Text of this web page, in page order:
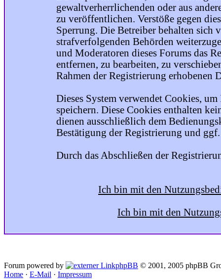
gewaltverherrlichenden oder aus
zu veröffentlichen. Verstöße gegen
Sperrung. Die Betreiber behalten sich
strafverfolgenden Behörden
und Moderatoren dieses Forums das
entfernen, zu bearbeiten, zu
Rahmen der Registrierung erhobenen
Dieses System verwendet Cookies,
speichern. Diese Cookies enthalten
dienen ausschließlich dem
Bestätigung der Registrierung und ggf.
Durch das Abschließen der
Ich bin mit den
Ich bin mit den
Forum powered by phpBB © 2001, 2005 phpBB
Home · E-Mail · Impressum